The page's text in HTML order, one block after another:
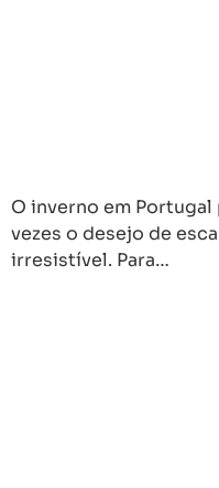
O inverno em Portugal
vezes o desejo de
irresistível. Para…